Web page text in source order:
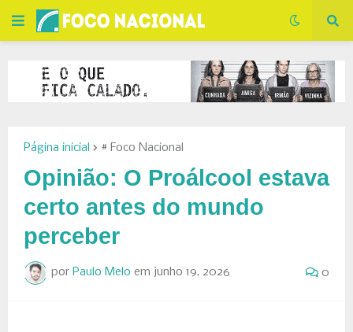
Página inicial # Foco Nacional
Opinião: O Proálcool estava
certo antes do mundo
perceber
por Paulo Melo em junho 19, 2026 0